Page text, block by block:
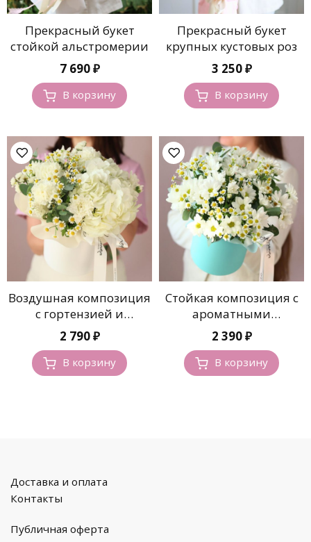
Прекрасный букет
стойкой альстромерии
7 690₽
В корзину
Прекрасный букет
крупных кустовых роз
3 250₽
В корзину
Воздушная композиция
с гортензией и
ромашками
2 790₽
В корзину
Стойкая композиция с
ароматными
ромашками
2 390₽
В корзину
Доставка и оплата
Контакты
Публичная оферта